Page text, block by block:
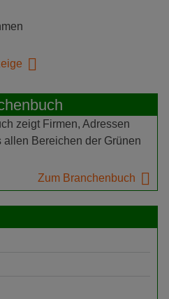
zeigt Firmen, Adressen
allen Bereichen der Grünen
Zum Branchenbuch